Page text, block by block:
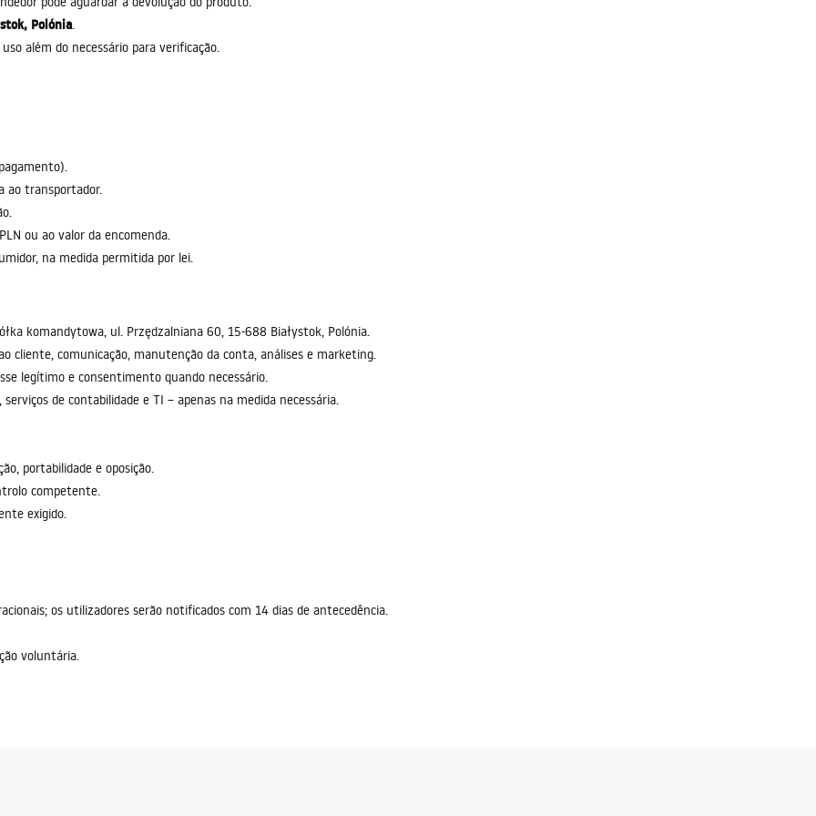
Polónia.
além do necessário para verificação.
ao transportador.
ou ao valor da encomenda.
na medida permitida por lei.
komandytowa, ul. Przędzalniana 60, 15-688 Białystok, Polónia.
cliente, comunicação, manutenção da conta, análises e marketing.
legítimo e consentimento quando necessário.
de contabilidade e TI – apenas na medida necessária.
portabilidade e oposição.
competente.
exigido.
os utilizadores serão notificados com 14 dias de antecedência.
voluntária.